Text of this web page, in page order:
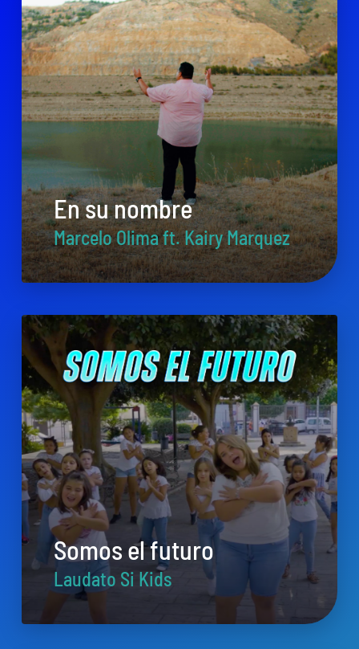
En su nombre
Marcelo Olima ft. Kairy Marquez
Somos el futuro
Laudato Si Kids